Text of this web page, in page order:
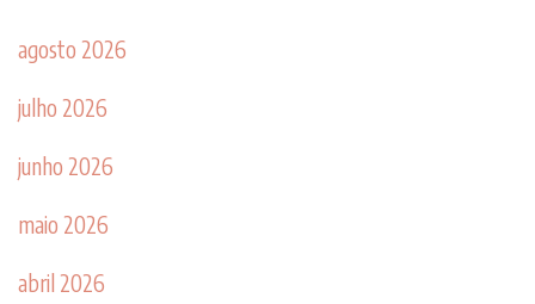
agosto 2026
julho 2026
junho 2026
maio 2026
abril 2026